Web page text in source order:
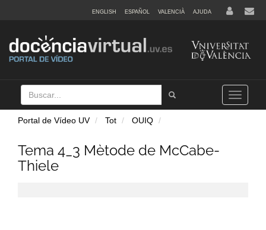
ENGLISH ESPAÑOL VALENCIÀ AJUDA
Buscar
Tramet
Toggle
navigation
Portal de Vídeo UV Tot OUIQ
Tema 4_3 Mètode de McCabe-
Thiele